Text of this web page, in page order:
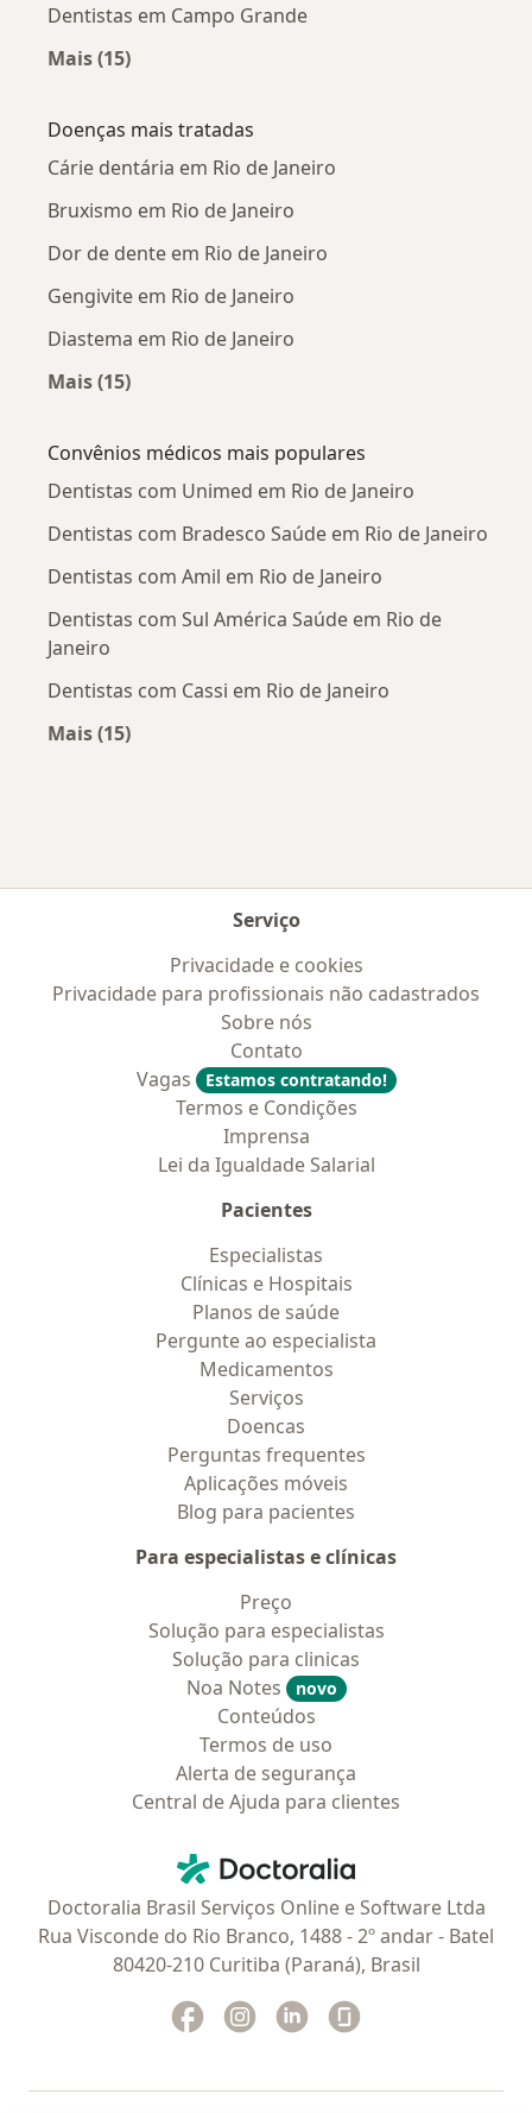
Dentistas em Campo Grande
Mais (15)
Doenças mais tratadas
Cárie dentária em Rio de Janeiro
Bruxismo em Rio de Janeiro
Dor de dente em Rio de Janeiro
Gengivite em Rio de Janeiro
Diastema em Rio de Janeiro
Mais (15)
Convênios médicos mais populares
Dentistas com Unimed em Rio de Janeiro
Dentistas com Bradesco Saúde em Rio de Janeiro
Dentistas com Amil em Rio de Janeiro
Dentistas com Sul América Saúde em Rio de
Janeiro
Dentistas com Cassi em Rio de Janeiro
Mais (15)
Serviço
Privacidade e cookies
Privacidade para profissionais não cadastrados
Sobre nós
Contato
Vagas
Estamos contratando!
Termos e Condições
Imprensa
Lei da Igualdade Salarial
Pacientes
Especialistas
Clínicas e Hospitais
Planos de saúde
Pergunte ao especialista
Medicamentos
Serviços
Doencas
Perguntas frequentes
Aplicações móveis
Blog para pacientes
Para especialistas e clínicas
Preço
Solução para especialistas
Solução para clinicas
Noa Notes
novo
Conteúdos
Termos de uso
Alerta de segurança
Central de Ajuda para clientes
Doctoralia - Homepage
Doctoralia Brasil Serviços Online e Software Ltda
Rua Visconde do Rio Branco, 1488 - 2º andar - Batel
80420-210 Curitiba (Paraná), Brasil
Facebook
abre num novo separador
Instagram
abre num novo separador
Linkedin
abre num novo